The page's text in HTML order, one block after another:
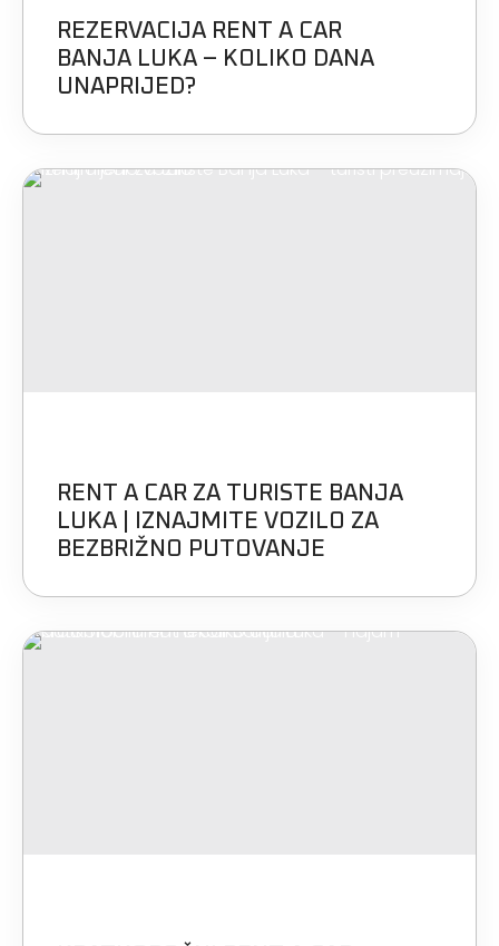
REZERVACIJA RENT A CAR
BANJA LUKA – KOLIKO DANA
UNAPRIJED?
RENT A CAR ZA TURISTE BANJA
LUKA | IZNAJMITE VOZILO ZA
BEZBRIŽNO PUTOVANJE